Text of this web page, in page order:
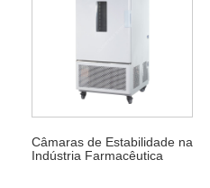
Câmaras de Estabilidade na
Indústria Farmacêutica